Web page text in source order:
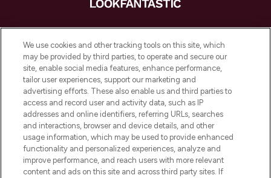
LOOKFANTASTIC ist Europas ultimativer
Beauty-Onlineshop mit den besten
Produkten aus Haut- und Haarpflege
sowie Make-Up von über 200
renommierten Marken. Shoppe online
oder über die App mit kostenloser
Lieferung ab einem Einkaufswert von 30€.
Cookie-Einwilligung
Do Not Sell or Share My Personal
Information
We use cookies and other tracking tools on this site, which
may be provided by third parties, to operate and secure our
site, enable social media features, enhance performance,
tailor user experiences, support our marketing and
advertising efforts. These also enable us and third parties to
access and record user and activity data, such as IP
addresses and online identifiers, referring URLs, searches
and interactions, browser and device details, and other
usage information, which may be used to provide enhanced
functionality and personalized experiences, analyze and
improve performance, and reach users with more relevant
content and ads on this site and across third party sites. If